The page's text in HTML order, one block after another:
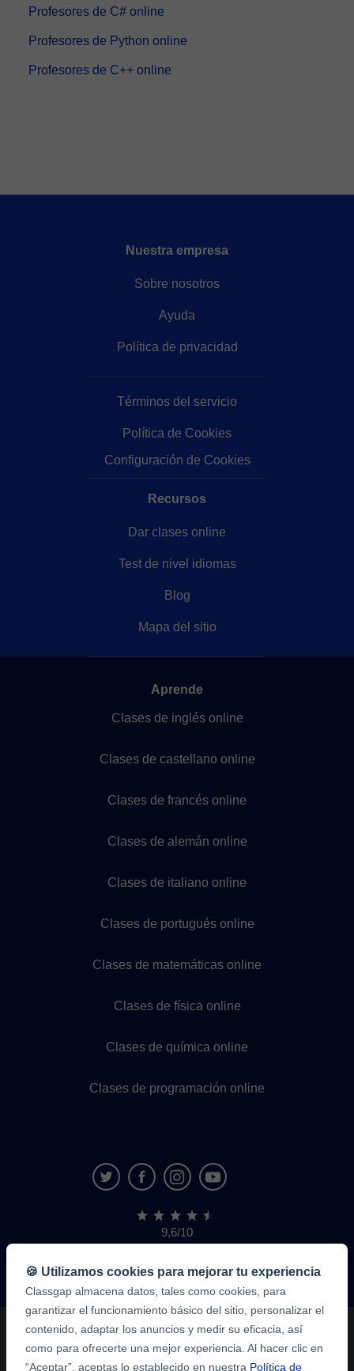
Profesores de C# online
Profesores de Python online
Profesores de C++ online
Nuestra empresa
Sobre nosotros
Ayuda
Política de privacidad
Términos del servicio
Política de Cookies
Configuración de Cookies
Recursos
Dar clases online
Test de nivel idiomas
Blog
Mapa del sitio
Aprende
Clases de inglés online
Clases de castellano online
Clases de francés online
Clases de alemán online
Clases de italiano online
Clases de portugués online
Clases de matemáticas online
Clases de física online
Clases de química online
Clases de programación online
9,6/10
1,339,284
de
alumnos
🍪 Utilizamos cookies para mejorar tu experiencia
Classgap almacena datos, tales como cookies, para
garantizar el funcionamiento básico del sitio, personalizar el
contenido, adaptar los anuncios y medir su eficacia, así
como para ofrecerte una mejor experiencia. Al hacer clic en
“Aceptar”, aceptas lo establecido en nuestra Política de